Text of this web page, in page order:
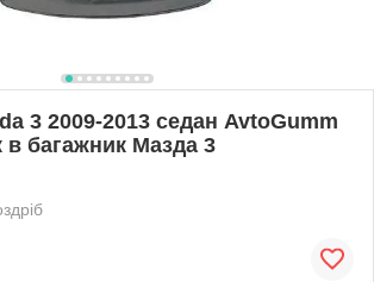
3 2009-2013 седан AvtoGumm
багажник Мазда 3